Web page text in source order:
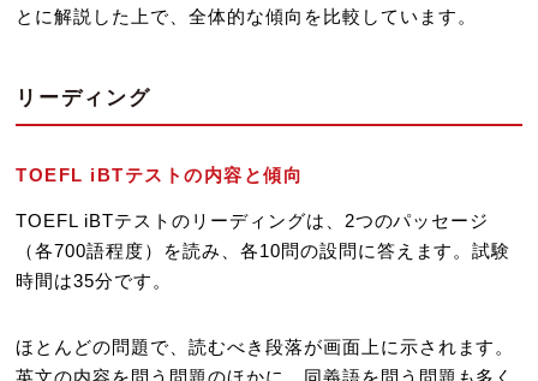
とに解説した上で、全体的な傾向を比較しています。
リーディング
TOEFL iBTテストの内容と傾向
TOEFL iBTテストのリーディングは、2つのパッセージ
（各700語程度）を読み、各10問の設問に答えます。試験
時間は35分です。
ほとんどの問題で、読むべき段落が画面上に示されます。
英文の内容を問う問題のほかに、同義語を問う問題も多く